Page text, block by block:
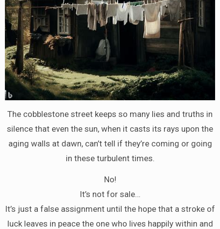
The cobblestone street keeps so many lies and truths in
silence that even the sun, when it casts its rays upon the
aging walls at dawn, can’t tell if they’re coming or going
in these turbulent times.
No!
It’s not for sale…
It’s just a false assignment until the hope that a stroke of
luck leaves in peace the one who lives happily within and